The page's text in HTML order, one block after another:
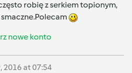
robię z serkiem topionym,
nowe konto
2016 at 07:54